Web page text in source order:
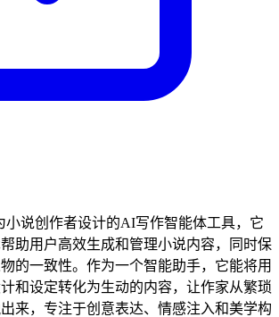
小说创作者设计的AI写作智能体工具，它
助用户高效生成和管理小说内容，同时保
的一致性。作为一个智能助手，它能将用
和设定转化为生动的内容，让作家从繁琐
来，专注于创意表达、情感注入和美学构